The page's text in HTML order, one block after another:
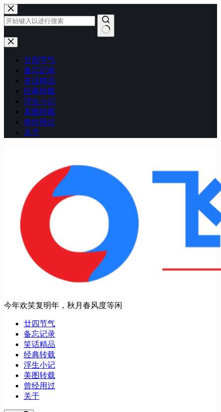
跳
至
内
容
无
廿四节气
备忘记录
笑话精品
经典转载
浮生小记
美图转载
曾经用过
关于
今年欢笑复明年，秋月春风度等闲
廿四节气
备忘记录
笑话精品
经典转载
浮生小记
美图转载
曾经用过
关于